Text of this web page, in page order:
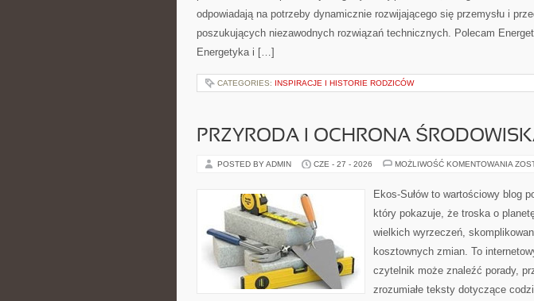
odpowiadają na potrzeby dynamicznie rozwijającego się przemysłu i
poszukujących niezawodnych rozwiązań technicznych. Polecam
Energetyka i […]
CATEGORIES: INSPIRACJE I HISTORIE RODZICÓW
PRZYRODA I OCHRONA
POSTED BY ADMIN CZE - 27 - 2026 MOŻLIWOŚĆ KOMENTOWANIA
Ekos-Sułów to wartościowy blog
który pokazuje, że troska o
wielkich wyrzeczeń,
kosztownych zmian. To
czytelnik może znaleźć porady,
zrozumiałe teksty dotyczące